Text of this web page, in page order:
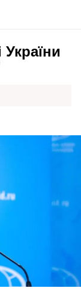
України